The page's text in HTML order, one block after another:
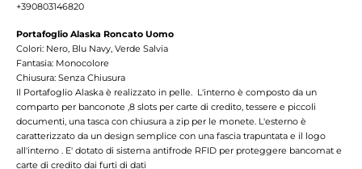
+390803146820
Portafoglio Alaska Roncato Uomo
Colori: Nero, Blu Navy, Verde Salvia
Fantasia: Monocolore
Chiusura: Senza Chiusura
Il Portafoglio Alaska è realizzato in pelle. L'interno è composto da un
comparto per banconote ,8 slots per carte di credito, tessere e piccoli
documenti, una tasca con chiusura a zip per le monete. L'esterno è
caratterizzato da un design semplice con una fascia trapuntata e il logo
all'interno . E' dotato di sistema antifrode RFID per proteggere bancomat e
carte di credito dai furti di dati